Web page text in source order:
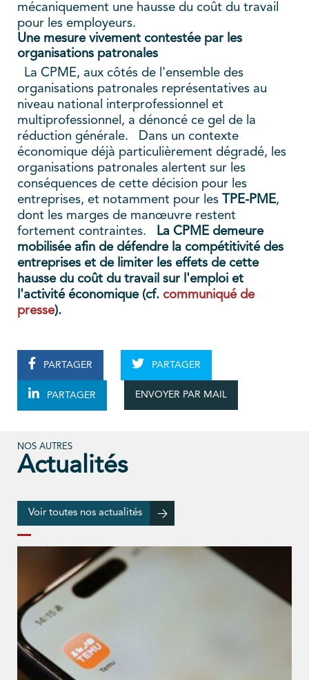
mécaniquement une hausse du coût du travail
pour les employeurs.
Une mesure vivement contestée par les
organisations patronales
La CPME, aux côtés de l'ensemble des
organisations patronales représentatives au
niveau national interprofessionnel et
multiprofessionnel, a dénoncé ce gel de la
réduction générale.
Dans un contexte
économique déjà particulièrement dégradé, les
organisations patronales alertent sur les
conséquences de cette décision pour les
entreprises, et notamment pour les
TPE-PME,
dont les marges de manœuvre restent
fortement contraintes.
La CPME demeure
mobilisée afin de défendre la compétitivité des
entreprises et de limiter les effets de cette
hausse du coût du travail sur l'emploi et
l'activité économique (cf. communiqué de
presse).
PARTAGER PARTAGER
PARTAGER ENVOYER PAR MAIL
NOS AUTRES
Actualités
Voir toutes nos actualités